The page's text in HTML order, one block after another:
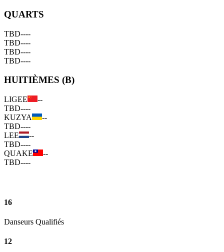
QUARTS
TBD----
TBD----
TBD----
TBD----
HUITIÈMES (B)
LIGEE
--
TBD----
KUZYA
--
TBD----
LEE
--
TBD----
QUAKE
--
TBD----
16
Danseurs Qualifiés
12